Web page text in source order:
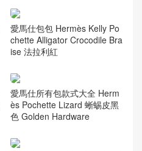
愛馬仕包包 Hermès Kelly Po
chette Alligator Crocodile Bra
ise 法拉利紅
愛馬仕所有包款式大全 Herm
ès Pochette Lizard 蜥蜴皮黑
色 Golden Hardware